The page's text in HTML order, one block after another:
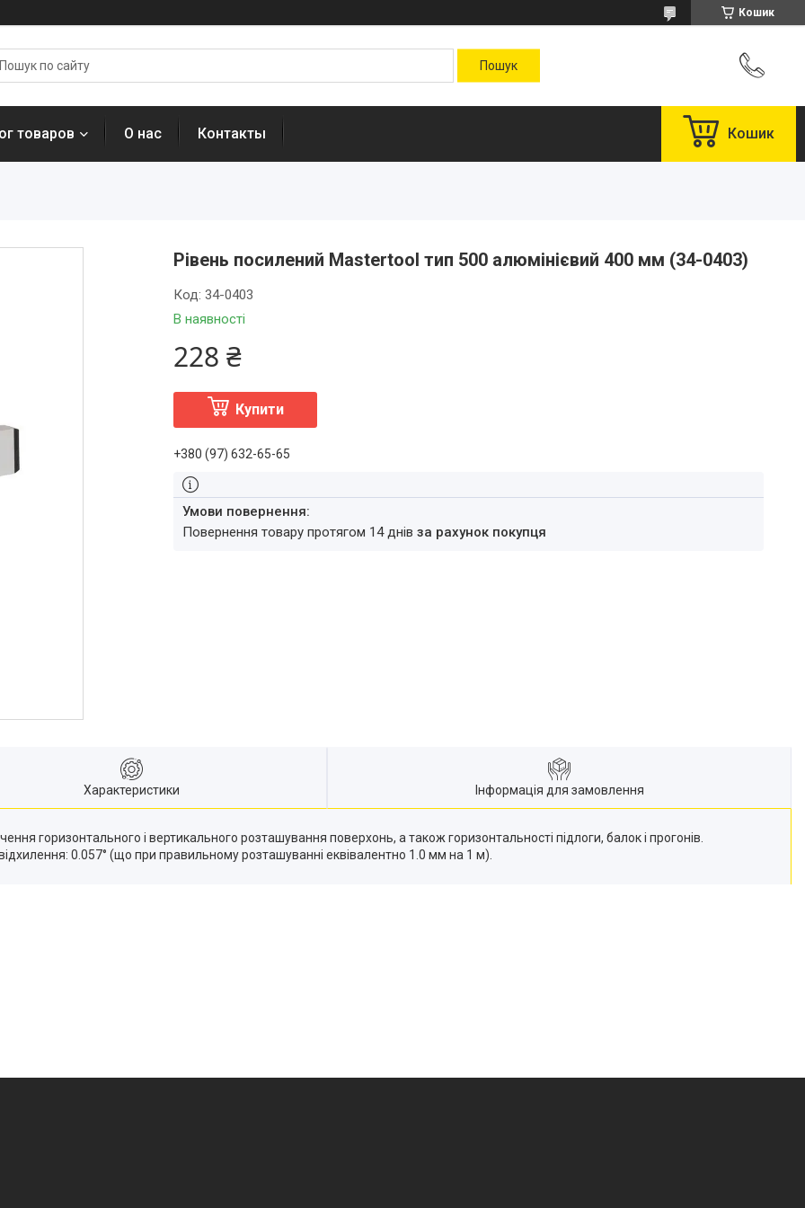
Кошик
товаров О нас Контакты Кошик
Рівень посилений Mastertool тип 500 алюмінієвий 400 мм (34-0403)
В наявності
Код:34-0403
228 ₴
Купити
+380 (97) 632-65-65
повернення товару протягом 14 днівза рахунок покупця
Характеристики Інформація для замовлення
горизонтального і вертикального розташування поверхонь, а також горизонтальності підлоги, балок і прогонів.
0.057° (що при правильному розташуванні еквівалентно 1.0 мм на 1 м).